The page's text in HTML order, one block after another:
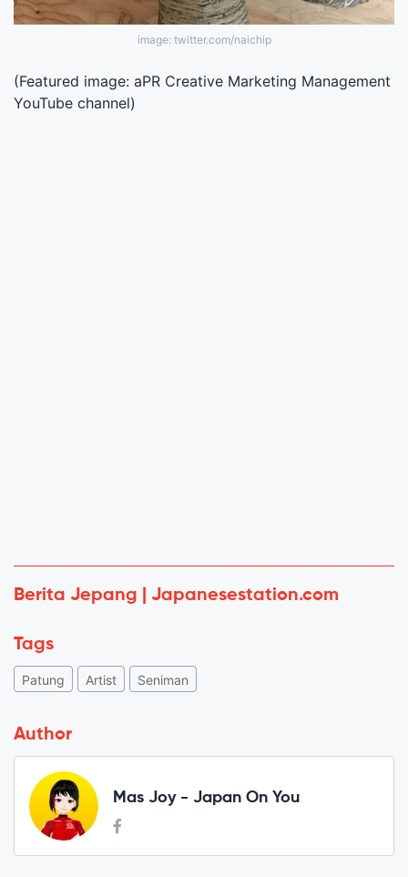
image: twitter.com/naichip
(Featured image: aPR Creative Marketing Management
YouTube channel)
Berita Jepang | Japanesestation.com
Tags
Patung Artist Seniman
Author
Mas Joy - Japan On You